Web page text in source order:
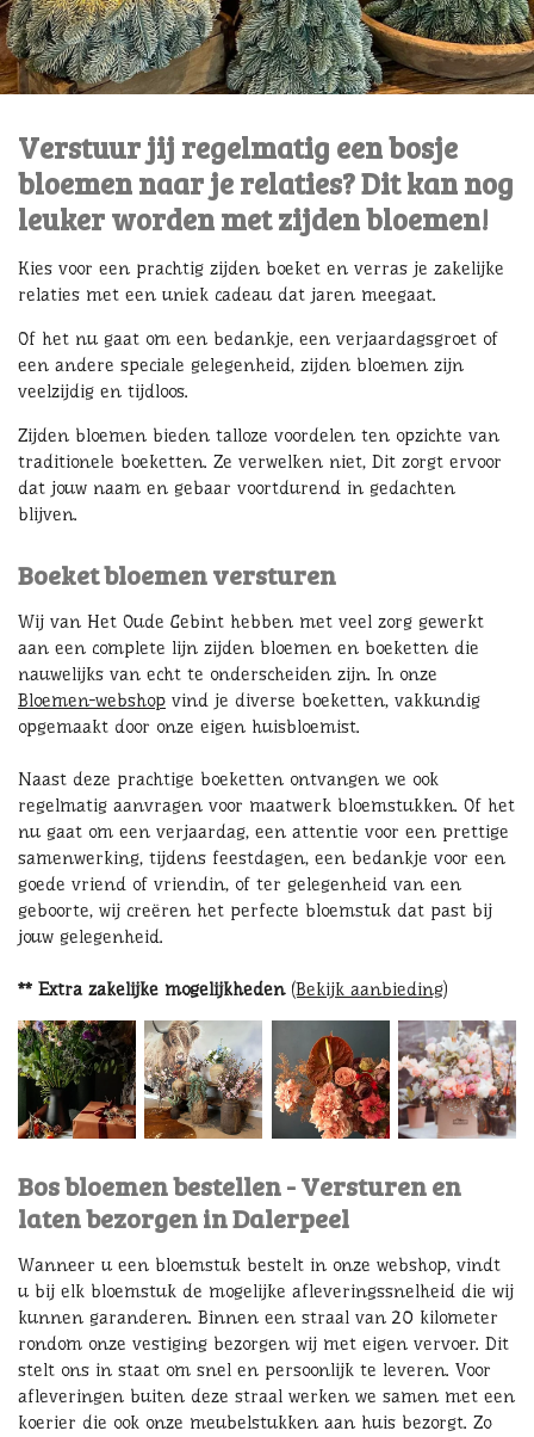
Verstuur jij regelmatig een bosje
bloemen naar je relaties? Dit kan nog
leuker worden met zijden bloemen!
Kies voor een prachtig zijden boeket en verras je zakelijke
relaties met een uniek cadeau dat jaren meegaat.
Of het nu gaat om een bedankje, een verjaardagsgroet of
een andere speciale gelegenheid, zijden bloemen zijn
veelzijdig en tijdloos.
Zijden bloemen bieden talloze voordelen ten opzichte van
traditionele boeketten. Ze verwelken niet, Dit zorgt ervoor
dat jouw naam en gebaar voortdurend in gedachten
blijven.
Boeket bloemen versturen
Wij van Het Oude Gebint hebben met veel zorg gewerkt
aan een complete lijn zijden bloemen en boeketten die
nauwelijks van echt te onderscheiden zijn. In onze
Bloemen-webshop vind je diverse boeketten, vakkundig
opgemaakt door onze eigen huisbloemist.
Naast deze prachtige boeketten ontvangen we ook
regelmatig aanvragen voor maatwerk bloemstukken. Of het
nu gaat om een verjaardag, een attentie voor een prettige
samenwerking, tijdens feestdagen, een bedankje voor een
goede vriend of vriendin, of ter gelegenheid van een
geboorte, wij creëren het perfecte bloemstuk dat past bij
jouw gelegenheid.
** Extra zakelijke mogelijkheden (Bekijk aanbieding)
Bos bloemen bestellen - Versturen en
laten bezorgen in Dalerpeel
Wanneer u een bloemstuk bestelt in onze webshop, vindt
u bij elk bloemstuk de mogelijke afleveringssnelheid die wij
kunnen garanderen. Binnen een straal van 20 kilometer
rondom onze vestiging bezorgen wij met eigen vervoer. Dit
stelt ons in staat om snel en persoonlijk te leveren. Voor
afleveringen buiten deze straal werken we samen met een
koerier die ook onze meubelstukken aan huis bezorgt. Zo